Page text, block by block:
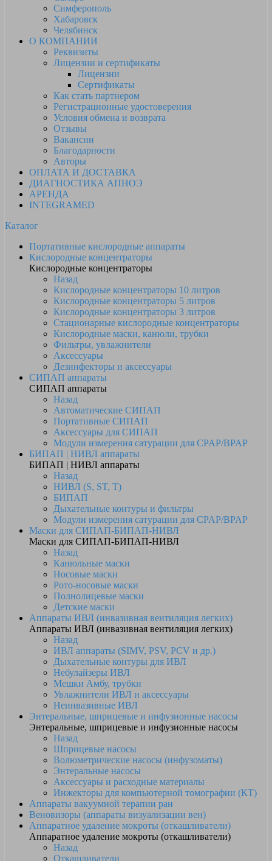
Симферополь
Хабаровск
Челябинск
О КОМПАНИИ
Реквизиты
Лицензии и сертификаты
Лицензии
Сертификаты
Как стать партнером
Регистрационные удостоверения
Условия обмена и возврата
Отзывы
Вакансии
Благодарности
Авторы
ОПЛАТА И ДОСТАВКА
ДИАГНОСТИКА АПНОЭ
АРЕНДА
INTEGRAMED
Каталог
Портативные кислородные аппараты
Кислородные концентраторы
Кислородные концентраторы
Назад
Кислородные концентраторы 10 литров
Кислородные концентраторы 5 литров
Кислородные концентраторы 3 литров
Стационарные кислородные концентраторы
Кислородные маски, канюли, трубки
Фильтры, увлажнители
Аксессуары
Дезинфекторы и аксессуары
СИПАП аппараты
СИПАП аппараты
Назад
Автоматические СИПАП
Портативные СИПАП
Аксессуары для СИПАП
Модули измерения сатурации для CPAP/BPAP
БИПАП | НИВЛ аппараты
БИПАП | НИВЛ аппараты
Назад
НИВЛ (S, ST, T)
БИПАП
Дыхательные контуры и фильтры
Модули измерения сатурации для CPAP/BPAP
Маски для СИПАП-БИПАП-НИВЛ
Маски для СИПАП-БИПАП-НИВЛ
Назад
Канюльные маски
Носовые маски
Рото-носовые маски
Полнолицевые маски
Детские маски
Аппараты ИВЛ (инвазивная вентиляция легких)
Аппараты ИВЛ (инвазивная вентиляция легких)
Назад
ИВЛ аппараты (SIMV, PSV, PCV и др.)
Дыхательные контуры для ИВЛ
Небулайзеры ИВЛ
Мешки Амбу, трубки
Увлажнители ИВЛ и аксессуары
Неинвазивные ИВЛ
Энтеральные, шприцевые и инфузионные насосы
Энтеральные, шприцевые и инфузионные насосы
Назад
Шприцевые насосы
Волюметрические насосы (инфузоматы)
Энтеральные насосы
Аксессуары и расходные материалы
Инжекторы для компьютерной томографии (КТ)
Аппараты вакуумной терапии ран
Веновизоры (аппараты визуализации вен)
Аппаратное удаление мокроты (откашливатели)
Аппаратное удаление мокроты (откашливатели)
Назад
Откашливатели